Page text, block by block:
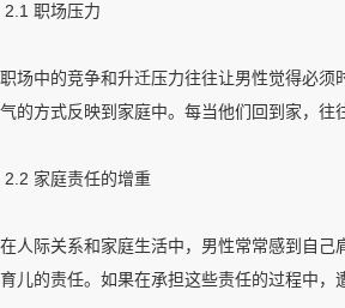
2.1 职场压力
职场中的竞争和升迁压力往往让男性觉得必
气的方式反映到家庭中。每当他们回到家，
2.2 家庭责任的增重
在人际关系和家庭生活中，男性常常感到自
育儿的责任。如果在承担这些责任的过程中